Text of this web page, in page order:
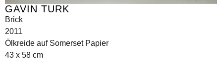
GAVIN TURK
Brick
2011
Ölkreide auf Somerset Papier
43 x 58 cm